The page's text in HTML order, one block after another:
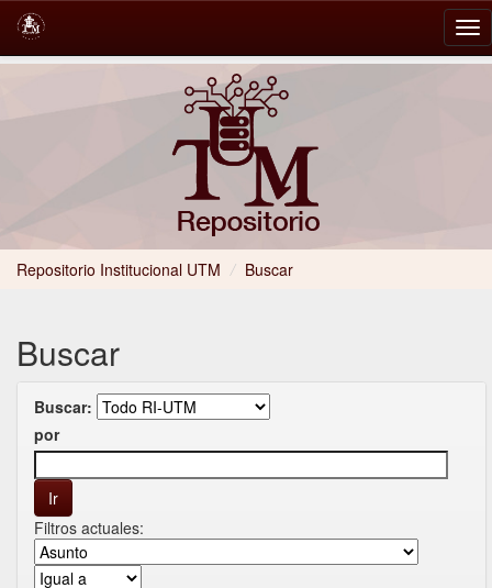
Repositorio Institucional UTM / Buscar
Buscar
Buscar:
por
Filtros actuales: